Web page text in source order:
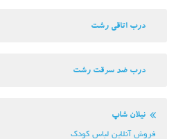
درب اتاقی رشت
درب ضد سرقت رشت
نیلان شاپ
فروش آنلاین لباس کودک